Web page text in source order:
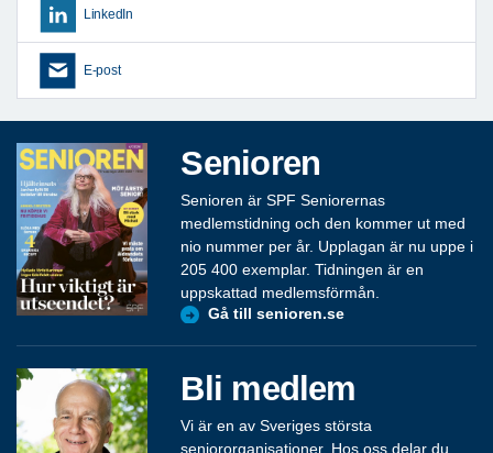
LinkedIn
E-post
Senioren
Senioren är SPF Seniorernas
medlemstidning och den kommer ut med
nio nummer per år. Upplagan är nu uppe i
205 400 exemplar. Tidningen är en
uppskattad medlemsförmån.
Gå till senioren.se
Bli medlem
Vi är en av Sveriges största
seniororganisationer. Hos oss delar du